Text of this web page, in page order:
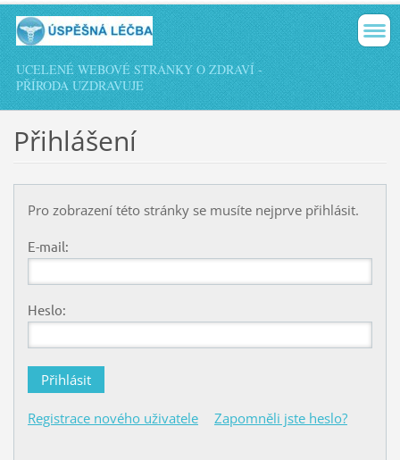
UCELENÉ WEBOVÉ STRÁNKY O ZDRAVÍ -
PŘÍRODA UZDRAVUJE
Přihlášení
Pro zobrazení této stránky se musíte nejprve přihlásit.
E-mail:
Heslo:
Registrace nového uživatele Zapomněli jste heslo?